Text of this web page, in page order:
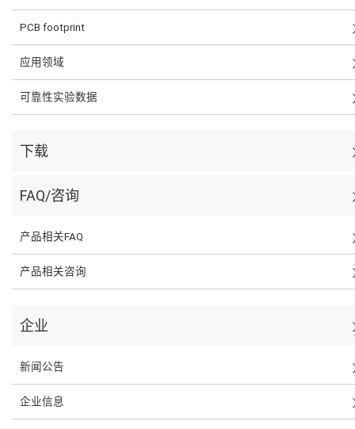
PCB footprint
应用领域
可靠性实验数据
下载
FAQ/咨询
产品相关FAQ
产品相关咨询
企业
新闻公告
企业信息